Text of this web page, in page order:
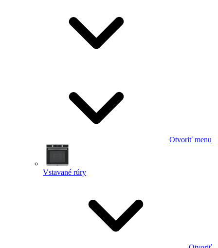
Otvoriť menu
Vstavané rúry